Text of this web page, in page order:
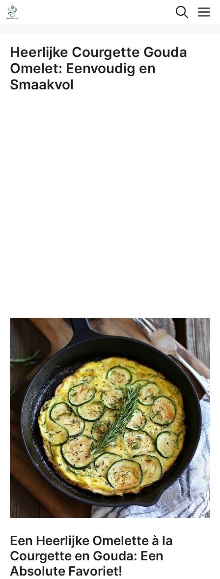
Ga
naar
inhoud
Heerlijke Courgette Gouda
Omelet: Eenvoudig en
Smaakvol
Een Heerlijke Omelette à la
Courgette en Gouda: Een
Absolute Favoriet!